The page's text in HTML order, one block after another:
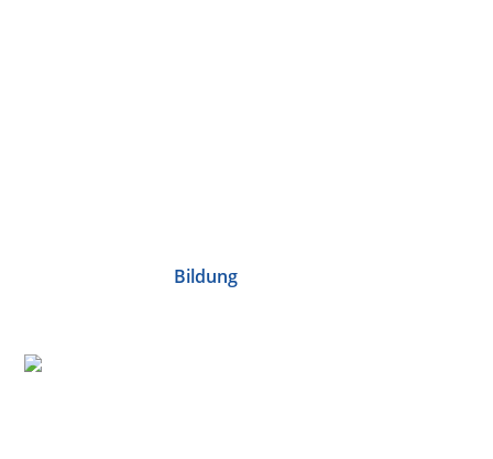
Bildung